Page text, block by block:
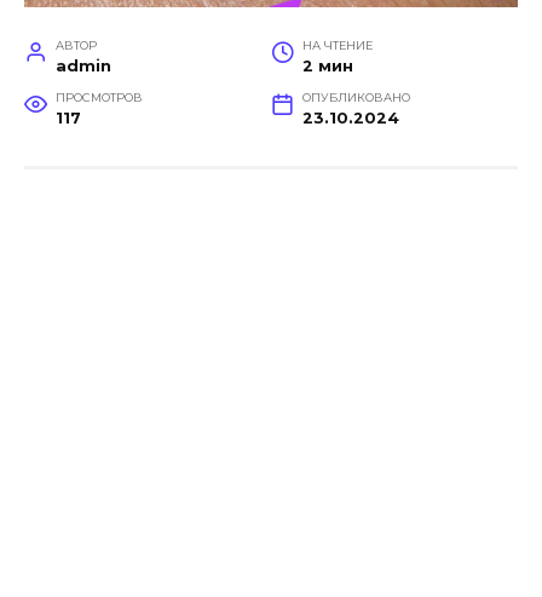
АВТОР
admin
НА ЧТЕНИЕ
2 мин
ПРОСМОТРОВ
117
ОПУБЛИКОВАНО
23.10.2024